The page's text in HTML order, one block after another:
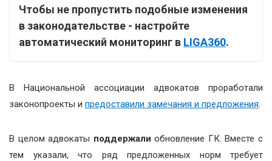
Чтобы не пропустить подобные изменения
в законодательстве - настройте
автоматический мониторинг в LIGA360.
В Национальной ассоциации адвокатов проработали
законопроекты и предоставили замечания и предложения.
В целом адвокаты поддержали обновление ГК. Вместе с
тем указали, что ряд предложенных норм требует